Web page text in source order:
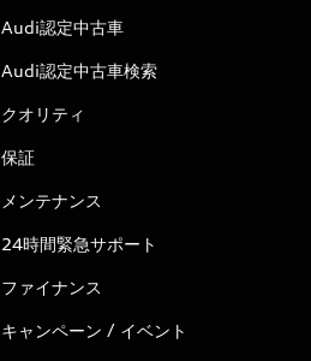
Audi認定中古車
Audi認定中古車検索
クオリティ
保証
メンテナンス
24時間緊急サポート
ファイナンス
キャンペーン / イベント